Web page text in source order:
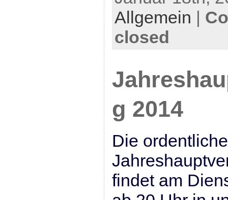
Allgemein |
closed
g 2014
Die ordentliche
findet am